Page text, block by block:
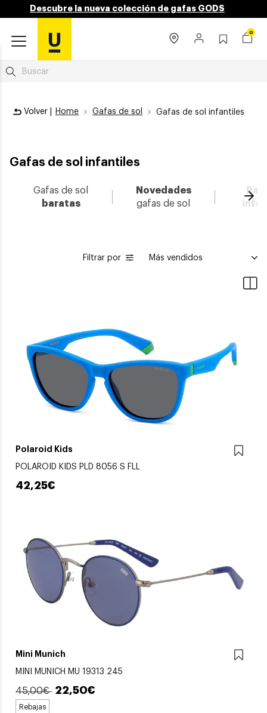
Descubre la nueva colección de gafas GODS
0
Volver | Home Gafas de sol Gafas de sol infantiles
Gafas de sol infantiles
Gafas de sol
baratas
Novedades
gafas de sol
Filtrar por
Polaroid Kids
POLAROID KIDS PLD 8056 S FLL
42,25€
Mini Munich
MINI MUNICH MU 19313 245
45,00€ 22,50€
Rebajas